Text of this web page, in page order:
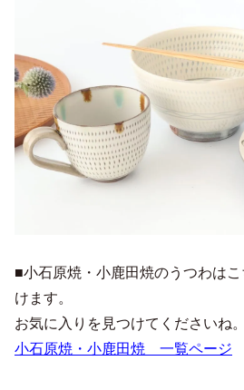
■小石原焼・小鹿田焼のうつわは
けます。
お気に入りを見つけてくださいね。
小石原焼・小鹿田焼 一覧ページ